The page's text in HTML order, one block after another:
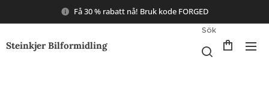
Få 30 % rabatt nå! Bruk kode FORGED
Steinkjer Bilformidling
Sök